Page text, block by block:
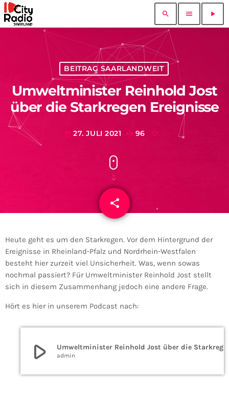
search menu play_arrow
BEITRAG SAARLANDWEIT
Umweltminister Reinhold Jost
über die Starkregen Ereignisse
today 27. JULI 2021 96
share
email
Heute geht es um den Starkregen. Vor dem Hintergrund der
Ereignisse in Rheinland-Pfalz und Nordrhein-Westfalen
besteht hier zurzeit viel Unsicherheit. Was, wenn sowas
nochmal passiert? Für Umweltminister Reinhold Jost stellt
sich in diesem Zusammenhang jedoch eine andere Frage.
Hört es hier in unserem Podcast nach:
play_arrow admin